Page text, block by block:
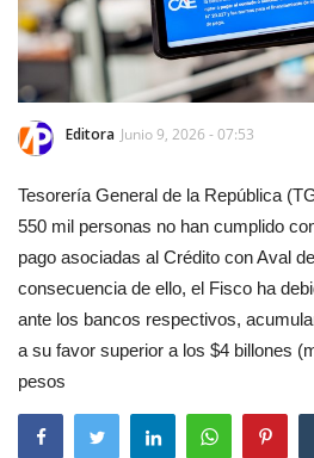
Espectáculos
Editora Junio 9, 2026 - 07:53
Tesorería General de la República
550 mil personas no han cumplido
pago asociadas al Crédito con Aval
consecuencia de ello, el Fisco ha
ante los bancos respectivos,
a su favor superior a los $4 billones
pesos